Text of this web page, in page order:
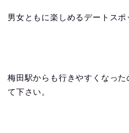
男女ともに楽しめるデートスポ
梅田駅からも行きやすくなっ
て下さい。